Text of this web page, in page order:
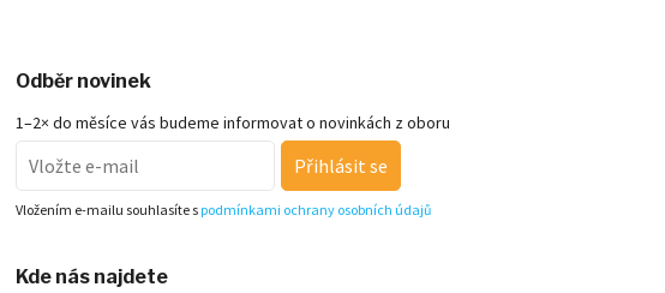
Odběr novinek
1–2× do měsíce vás budeme informovat o novinkách z oboru
Přihlásit se
Vložením e-mailu souhlasíte s podmínkami ochrany osobních údajů
Kde nás najdete